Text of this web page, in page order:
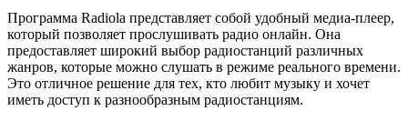
Программа Radiola представляет собой удобный медиа-плеер,
который позволяет прослушивать радио онлайн. Она
предоставляет широкий выбор радиостанций различных
жанров, которые можно слушать в режиме реального времени.
Это отличное решение для тех, кто любит музыку и хочет
иметь доступ к разнообразным радиостанциям.